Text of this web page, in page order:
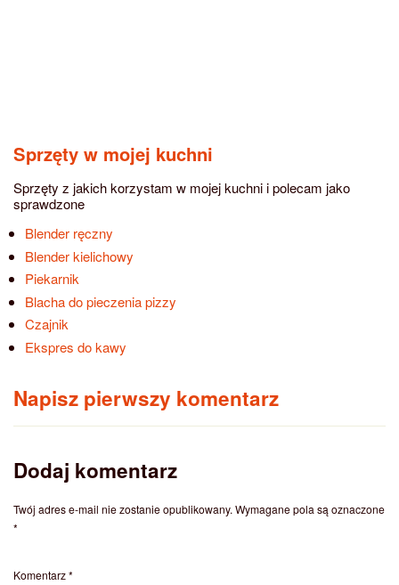
Sprzęty w mojej kuchni
Sprzęty z jakich korzystam w mojej kuchni i polecam jako
sprawdzone
Blender ręczny
Blender kielichowy
Piekarnik
Blacha do pieczenia pizzy
Czajnik
Ekspres do kawy
Napisz pierwszy komentarz
Dodaj komentarz
Twój adres e-mail nie zostanie opublikowany. Wymagane pola są oznaczone
*
Komentarz*